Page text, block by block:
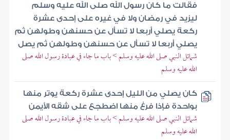
فقالت ما كان رسول الله صلى الله عليه وسلم
ليزيد في رمضان ولا في غيره على إحدى عشرة
ركعة يصلي أربعا لا تسأل عن حسنهن وطولهن ثم
يصلي أربعا لا تسأل عن حسنهن وطولهن ثم يصل
شمائل النبي صلى الله عليه وسلم > باب ما جاء في عبادة رسول الله صلى
الله عليه وسلم
كان يصلي من الليل إحدى عشرة ركعة يوتر منها
بواحدة فإذا فرغ منها اضطجع على شقه الأيمن
شمائل النبي صلى الله عليه وسلم > باب ما جاء في عبادة رسول الله صلى
الله عليه وسلم